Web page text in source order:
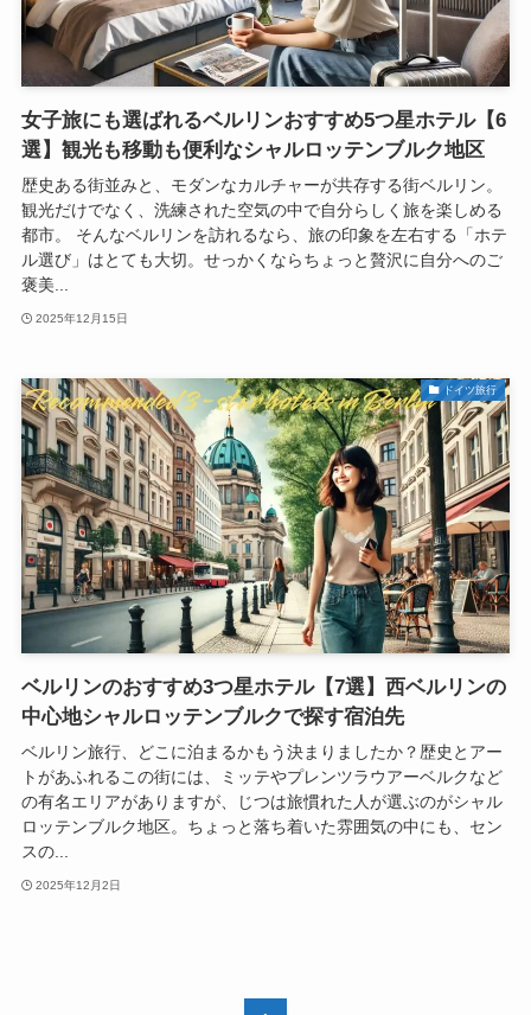
女子旅にも選ばれるベルリンおすすめ5つ星ホテル【6
選】観光も移動も便利なシャルロッテンブルク地区
歴史ある街並みと、モダンなカルチャーが共存する街ベルリン。
観光だけでなく、洗練された空気の中で自分らしく旅を楽しめる
都市。 そんなベルリンを訪れるなら、旅の印象を左右する「ホテ
ル選び」はとても大切。せっかくならちょっと贅沢に自分へのご
褒美...
2025年12月15日
ドイツ旅行
ベルリンのおすすめ3つ星ホテル【7選】西ベルリンの
中心地シャルロッテンブルクで探す宿泊先
ベルリン旅行、どこに泊まるかもう決まりましたか？歴史とアー
トがあふれるこの街には、ミッテやプレンツラウアーベルクなど
の有名エリアがありますが、じつは旅慣れた人が選ぶのがシャル
ロッテンブルク地区。ちょっと落ち着いた雰囲気の中にも、セン
スの...
2025年12月2日